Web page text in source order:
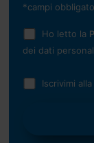
*campi
Ho letto la
dei dati
Iscrivimi